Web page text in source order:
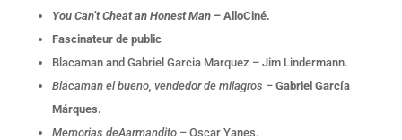
You Can’t Cheat an Honest Man –AlloCiné.
Fascinateur de public
Blacaman and Gabriel Garcia Marquez – Jim Lindermann.
Blacaman el bueno, vendedor de milagros – Gabriel García
Márques.
Memorias deAarmandito – Oscar Yanes.